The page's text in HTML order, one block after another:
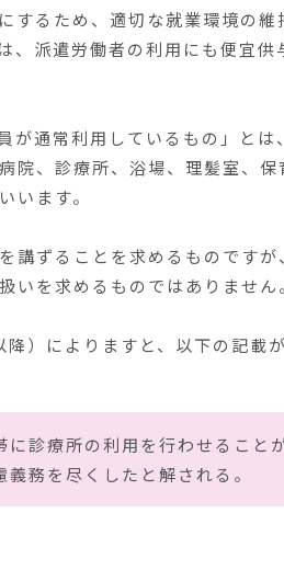
するため、適切な就業環境の維
、派遣労働者の利用にも便宜供
が通常利用しているもの」とは
院、診療所、浴場、理髪室、
います。
講ずることを求めるものですが
いを求めるものではありません
）によりますと、以下の記載が
診療所の利用を行わせること
務を尽くしたと解される。